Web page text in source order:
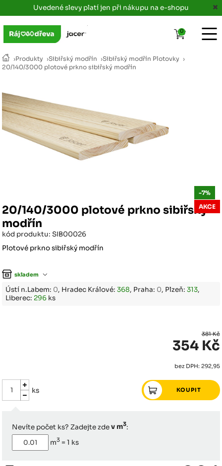
Uvedené slevy platí jen při nákupu na e-shopu
›Produkty ›Sibiřský modřín ›Sibiřský modřín Plotovky ›
20/140/3000 plotové prkno sibiřský modřín
20/140/3000 plotové prkno sibiřský
modřín
kód produktu: SIB00026
Plotové prkno sibiřský modřín
skladem
Ústí n.Labem: 0, Hradec Králové:368, Praha: 0, Plzeň:313,
Liberec: 296 ks
-7%
AKCE
381 Kč
354 Kč
bez DPH: 292,95
ks
Nevíte počet ks? Zadejte zdev m3:
m3 =1 ks
0